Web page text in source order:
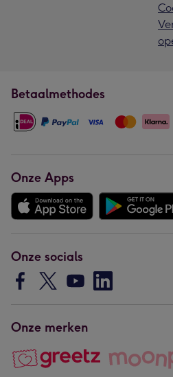
Betaalmethodes
Onze Apps
Onze socials
Onze merken